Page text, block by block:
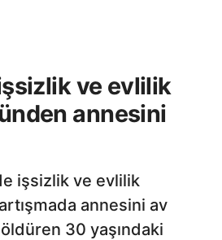
ve evlilik
annesini
işsizlik ve evlilik
annesini av
30 yaşındaki